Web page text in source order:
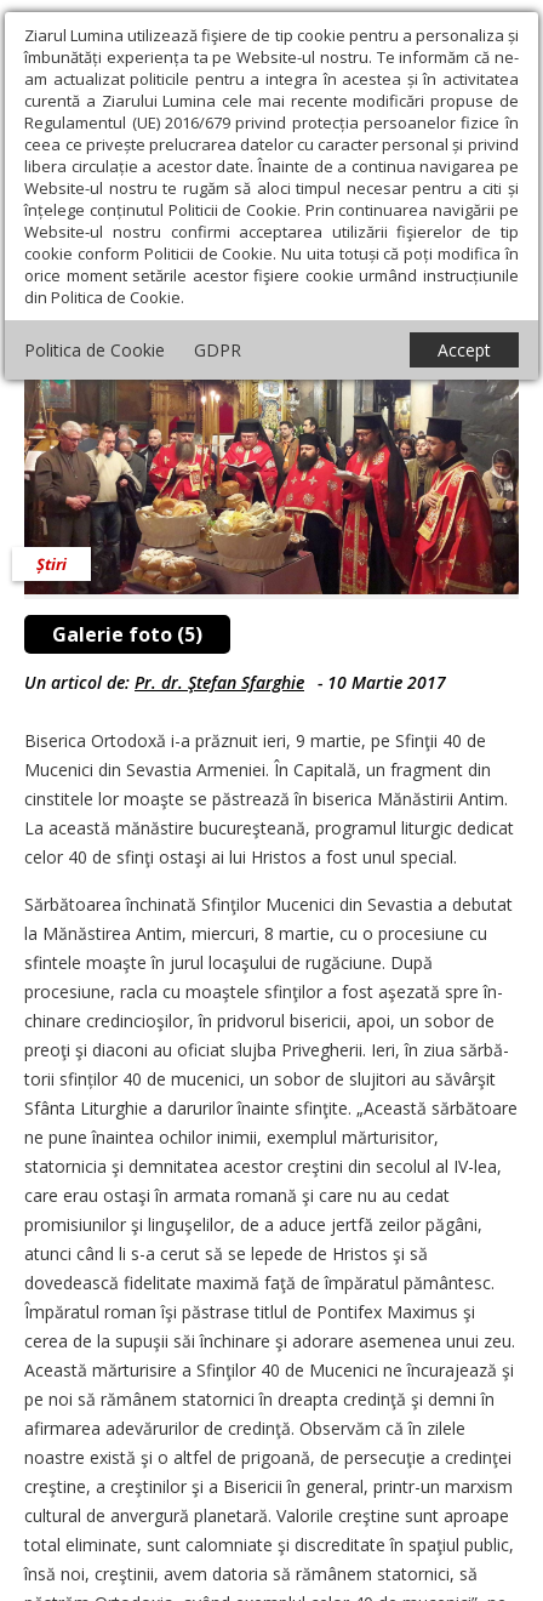
Ziarul Lumina utilizează fişiere de tip cookie pentru a personaliza și
îmbunătăți experiența ta pe Website-ul nostru. Te informăm că ne-
am actualizat politicile pentru a integra în acestea și în activitatea
curentă a Ziarului Lumina cele mai recente modificări propuse de
Regulamentul (UE) 2016/679 privind protecția persoanelor fizice în
ceea ce privește prelucrarea datelor cu caracter personal și privind
libera circulație a acestor date. Înainte de a continua navigarea pe
Website-ul nostru te rugăm să aloci timpul necesar pentru a citi și
înțelege conținutul Politicii de Cookie. Prin continuarea navigării pe
Website-ul nostru confirmi acceptarea utilizării fişierelor de tip
cookie conform Politicii de Cookie. Nu uita totuși că poți modifica în
orice moment setările acestor fişiere cookie urmând instrucțiunile
din Politica de Cookie.
Politica de Cookie GDPR Accept
Ziarul Lumina › Actualitate religioasă › Știri › Praznicul Sfinţilor
40 de Mucenici
Praznicul Sfinţilor 40 de Mucenici
Galerie foto (5)
Știri
Un articol de: Pr. dr. Ştefan Sfarghie - 10 Martie 2017
Biserica Ortodoxă i-a prăznuit ieri, 9 martie, pe Sfinţii 40 de
Mucenici din Sevastia Armeniei. În Ca­pitală, un fragment din
cins­titele lor moaşte se păstrează în biserica Mănăstirii Antim.
La această mănăstire bucureşteană, programul liturgic dedicat
celor 40 de sfinţi ostaşi ai lui Hristos a fost unul special.
Sărbătoarea închinată Sfinţilor Mucenici din Sevastia a debutat
la Mănăstirea Antim, miercuri, 8 martie, cu o procesiune cu
sfintele moaşte în jurul locaşului de rugăciune. După
procesiune, racla cu moaştele sfinţilor a fost aşezată spre în­
chi­nare credincioşilor, în pridvorul bisericii, apoi, un sobor de
preoţi şi diaconi au oficiat slujba Privegherii. Ieri, în ziua sărbă­
torii sfinților 40 de mucenici, un sobor de slujitori au săvârşit
Sfân­ta Liturghie a darurilor îna­inte sfinţite. „Această sărbătoare
ne pune înaintea ochilor inimii, exem­plul mărturisitor,
statornicia şi demnitatea acestor creştini din secolul al IV-lea,
care erau ostaşi în armata romană şi care nu au cedat
promisiunilor şi lin­guşelilor, de a aduce jertfă zeilor păgâni,
atunci când li s-a cerut să se lepede de Hristos şi să
dovedească fidelitate maximă faţă de împă­ratul pământesc.
Împă­ratul roman îşi păstrase titlul de Pontifex Maximus şi
cerea de la supuşii săi închinare şi adorare asemenea unui zeu.
Această măr­turisire a Sfinţilor 40 de Mucenici ne încu­rajează şi
pe noi să rămâ­nem statornici în dreapta credinţă şi demni în
afirmarea adevă­rurilor de credinţă. Obser­văm că în zilele
noastre există şi o altfel de pri­goană, de persecuţie a cre­dinţei
creştine, a creştinilor şi a Bisericii în general, printr-un marxism
cultural de anver­gură planetară. Valorile creştine sunt aproape
total eliminate, sunt calomniate şi discreditate în spaţiul public,
însă noi, creştinii, avem datoria să rămâ­nem statornici, să